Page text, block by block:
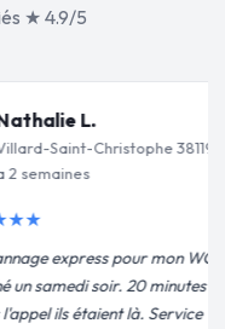
★ 4.9/5
François C.
Saint-Christophe 38119 · il y
de mon chauffe-eau en
Équipe très pro, devis
chantier propre. Je